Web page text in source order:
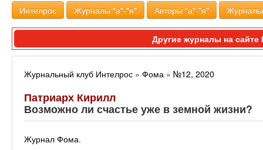
Интелрос Журналы "а"-"я" Авторы "а"-"я"
Другие журналы на
Журнальный клуб Интелрос » Фома » №12, 2020
Патриарх Кирилл
Возможно ли счастье уже в земной жизни?
Журнал Фома.